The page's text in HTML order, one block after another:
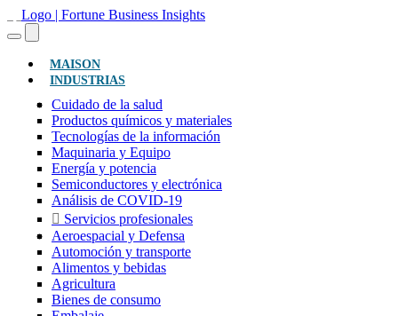
MAISON(ACTUAL)
INDUSTRIAS
Cuidado de la salud
Productos químicos y materiales
Tecnologías de la información
Maquinaria y Equipo
Energía y potencia
Semiconductores y electrónica
Análisis de COVID-19
Servicios profesionales
Aeroespacial y Defensa
Automoción y transporte
Alimentos y bebidas
Agricultura
Bienes de consumo